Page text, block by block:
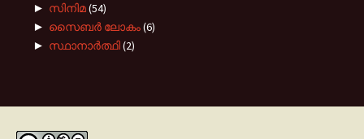
► സിനിമ(54)
► സൈബർ ലോകം(6)
► സ്ഥാനാർത്ഥി(2)